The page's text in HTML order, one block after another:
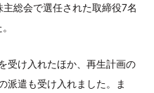
総会で選任された取締役7名
受け入れたほか、再生計画の
派遣も受け入れました。ま